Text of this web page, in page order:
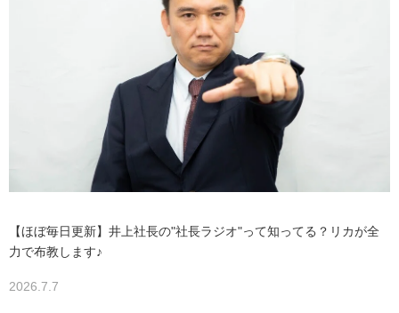
【ほぼ毎日更新】井上社長の"社長ラジオ"って知ってる？リカが全
力で布教します♪
2026.7.7